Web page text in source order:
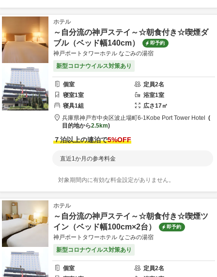
ホテル
～自分流の神戸ステイ～☆朝食付き☆喫煙ダ
ブル（ベッド幅140cm）
即予約
神戸ポートタワーホテル なごみの湯宿
新型コロナウイルス対策あり
個室 定員2名
寝室1室 浴室1室
寝具1組 広さ17㎡
兵庫県神戸市中央区波止場町6-1 Kobe Port Tower Hotel
目的地から2.5km
７泊以上の連泊で5%OFF
直近1か月の参考料金
対象期間内に有効な料金設定がありません。
ホテル
～自分流の神戸ステイ～☆朝食付き☆喫煙ツ
イン（ベッド幅100cm×2台）
即予約
神戸ポートタワーホテル なごみの湯宿
新型コロナウイルス対策あり
個室 定員2名